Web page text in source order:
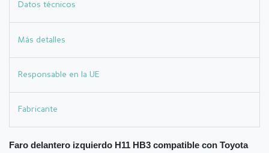
Datos técnicos
Más detalles
Responsable en la UE
Fabricante
Faro delantero izquierdo H11 HB3 compatible con Toyota